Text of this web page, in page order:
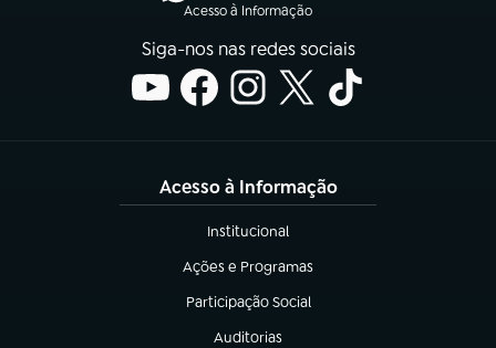
Acesso à Informação
Siga-nos nas redes sociais
Acesso à Informação
Institucional
(abre em nova aba)
Ações e Programas
(abre em nova aba)
Participação Social
(abre em nova aba)
Auditorias